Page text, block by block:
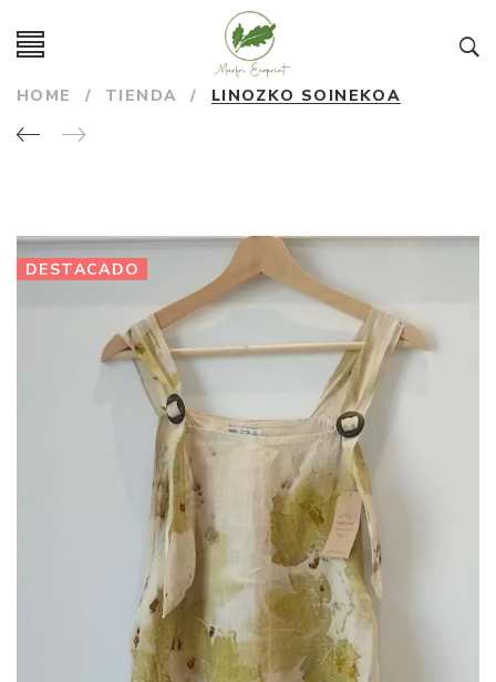
HOME / TIENDA / LINOZKO SOINEKOA
DESTACADO